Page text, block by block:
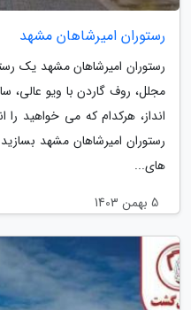
رستوران امیرشاهان مشهد
رستوران امیرشاهان مشهد یک
انداز، هرکدام که می خواهید را
رستوران امیرشاهان مشهد
های...
5 بهمن 1403